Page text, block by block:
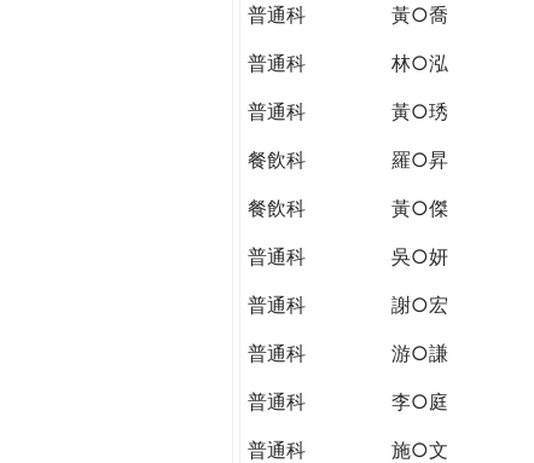
普通科
黃○喬
普通科
林○泓
普通科
黃○琇
餐飲科
羅○昇
餐飲科
黃○傑
普通科
吳○妍
普通科
謝○宏
普通科
游○謙
普通科
李○庭
普通科
施○文